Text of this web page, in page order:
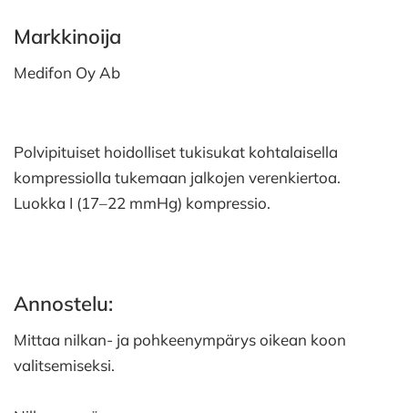
Markkinoija
Medifon Oy Ab
Polvipituiset hoidolliset tukisukat kohtalaisella
kompressiolla tukemaan jalkojen verenkiertoa.
Luokka I (17–22 mmHg) kompressio.
Annostelu:
Mittaa nilkan- ja pohkeenympärys oikean koon
valitsemiseksi.